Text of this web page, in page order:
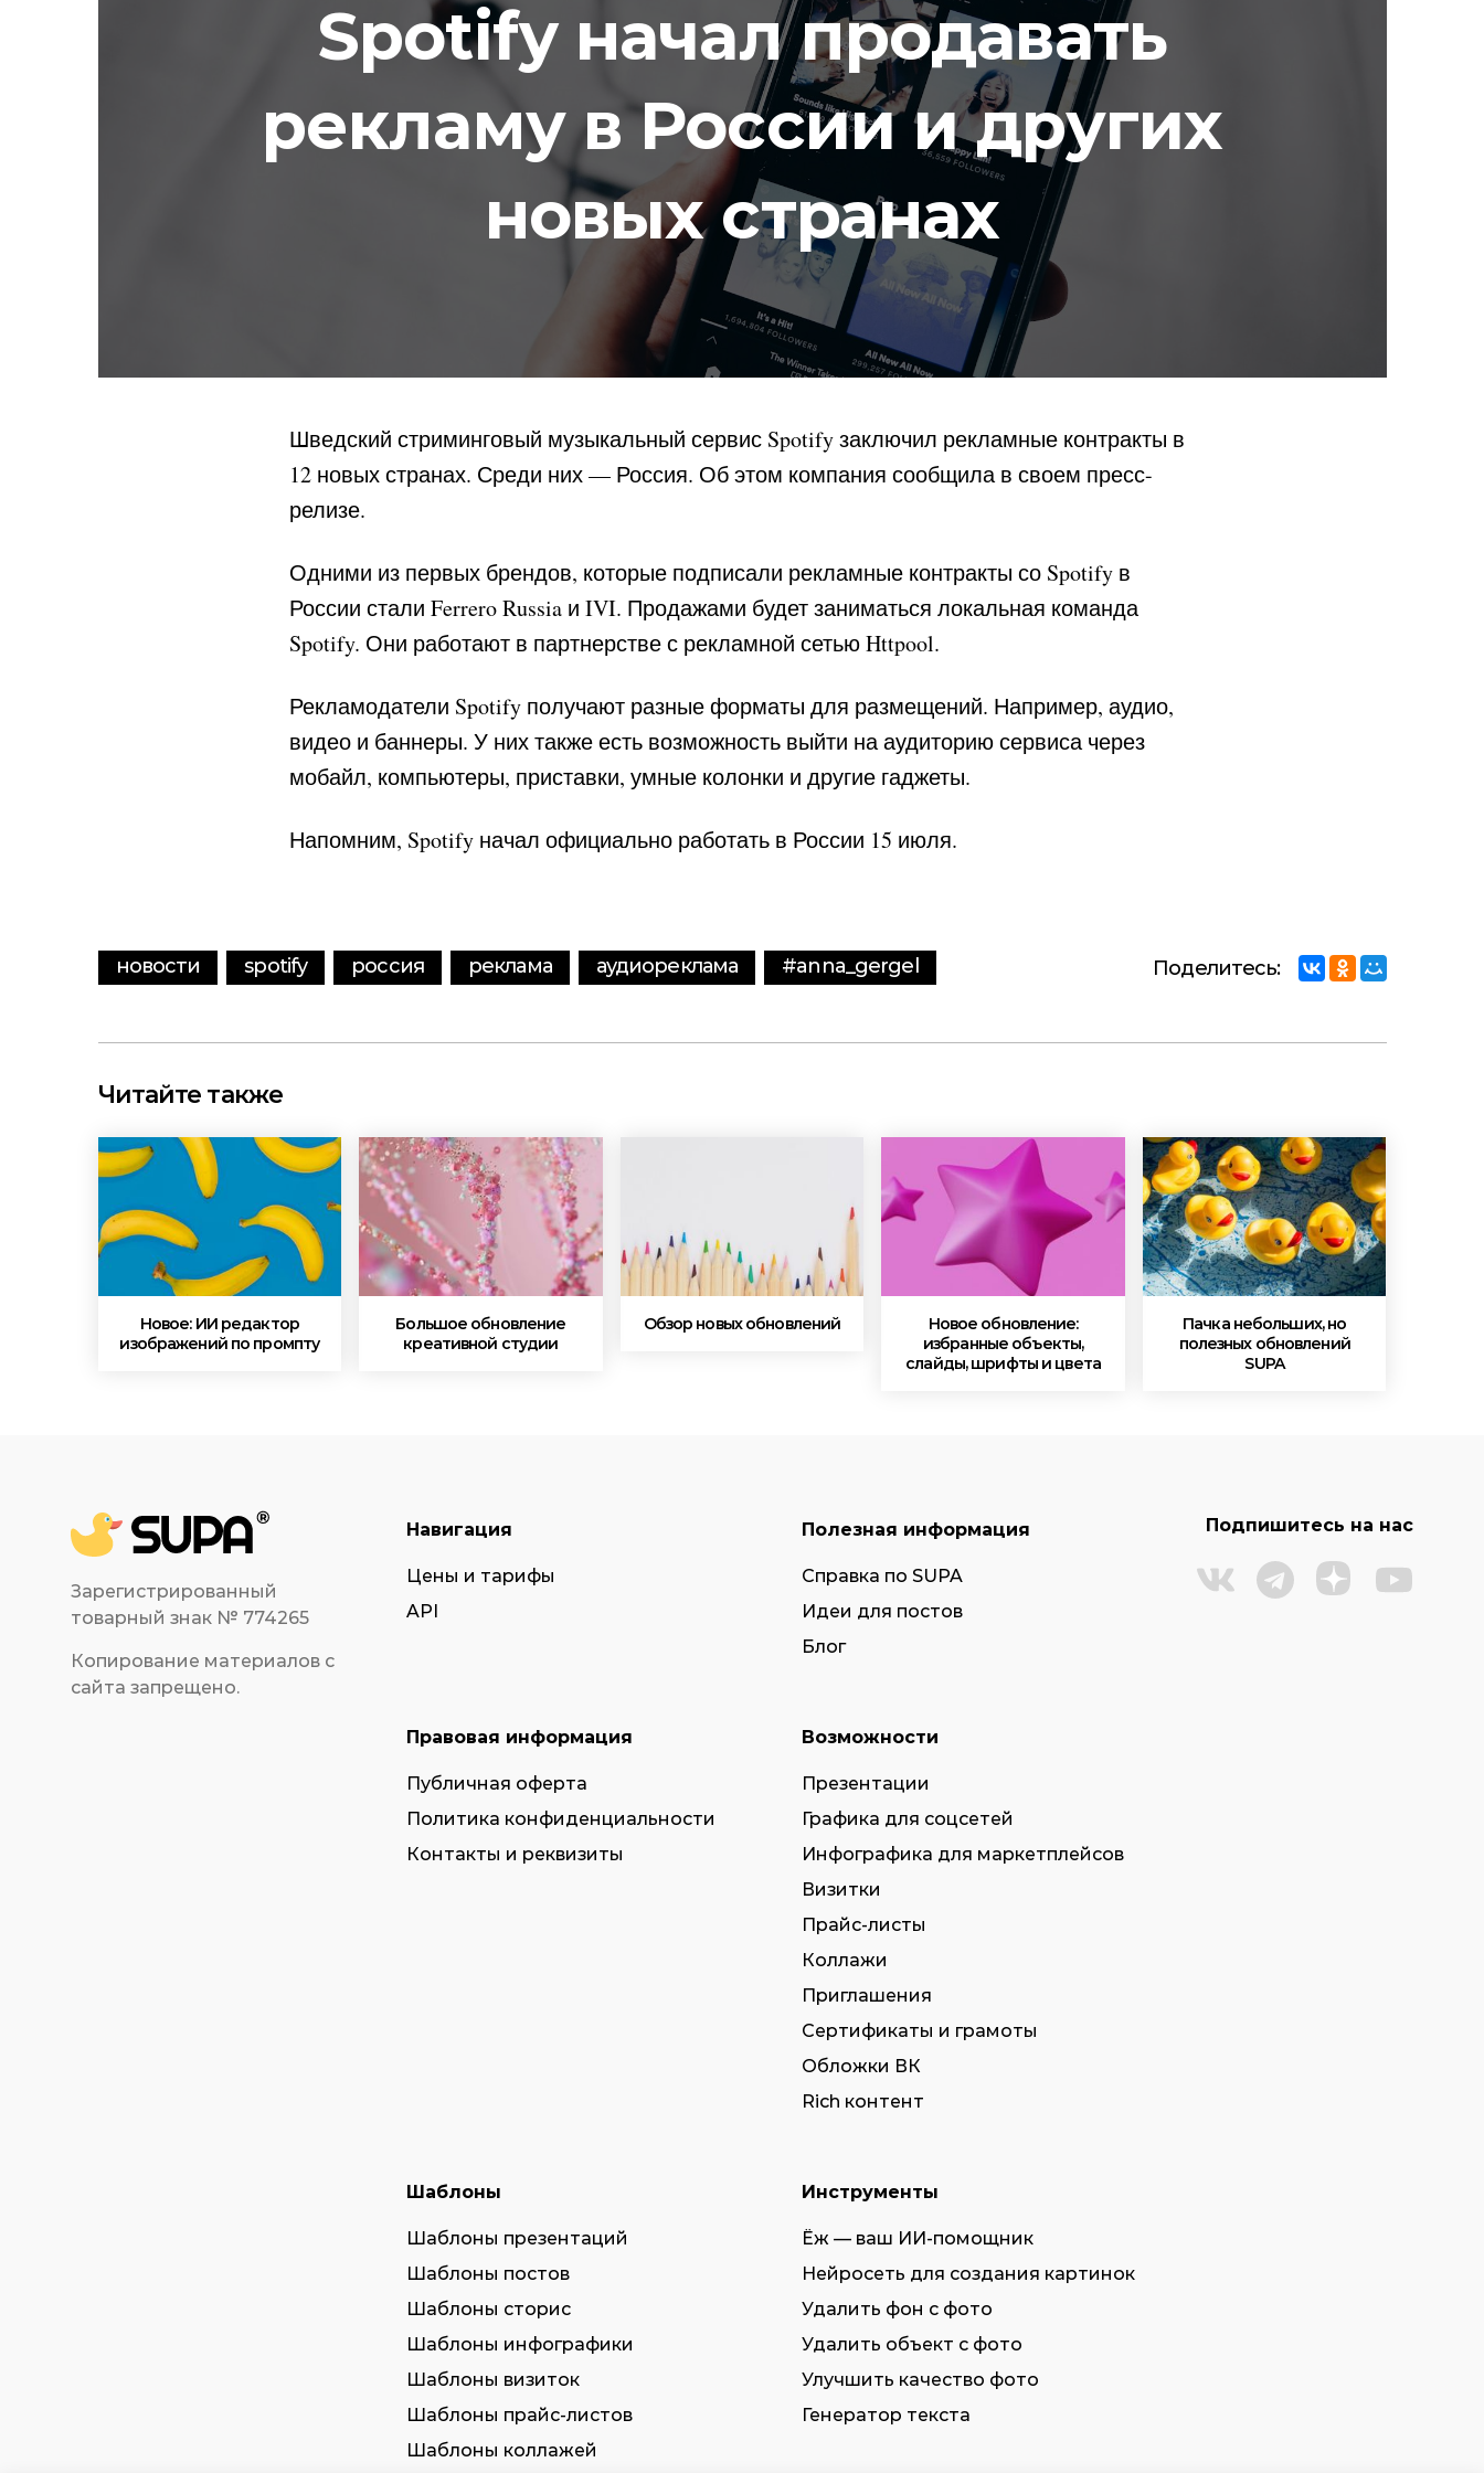
Spotify начал продавать
рекламу в России и других
новых странах
Шведский стриминговый музыкальный сервис Spotify заключил рекламные контракты в
12 новых странах. Среди них — Россия. Об этом компания сообщила в своем пресс-
релизе.
Одними из первых брендов, которые подписали рекламные контракты со Spotify в
России стали Ferrero Russia и IVI. Продажами будет заниматься локальная команда
Spotify. Они работают в партнерстве с рекламной сетью Httpool.
Рекламодатели Spotify получают разные форматы для размещений. Например, аудио,
видео и баннеры. У них также есть возможность выйти на аудиторию сервиса через
мобайл, компьютеры, приставки, умные колонки и другие гаджеты.
Напомним, Spotify начал официально работать в России 15 июля.
новости spotify россия реклама аудиореклама #anna_gergel Поделитесь:
Читайте также
Новое: ИИ редактор
изображений по промпту
Большое обновление
креативной студии
Обзор новых обновлений
Новое обновление:
избранные объекты,
слайды, шрифты и цвета
Пачка небольших, но
полезных обновлений
SUPA
Зарегистрированный
товарный знак № 774265
Копирование материалов с
сайта запрещено.
Навигация
Цены и тарифы
API
Полезная информация
Справка по SUPA
Идеи для постов
Блог
Правовая информация
Публичная оферта
Политика конфиденциальности
Контакты и реквизиты
Возможности
Презентации
Графика для соцсетей
Инфографика для маркетплейсов
Визитки
Прайс-листы
Коллажи
Приглашения
Сертификаты и грамоты
Обложки ВК
Rich контент
Шаблоны
Шаблоны презентаций
Шаблоны постов
Шаблоны сторис
Шаблоны инфографики
Шаблоны визиток
Шаблоны прайс-листов
Шаблоны коллажей
Инструменты
Ёж — ваш ИИ-помощник
Нейросеть для создания картинок
Удалить фон с фото
Удалить объект с фото
Улучшить качество фото
Генератор текста
Подпишитесь на нас